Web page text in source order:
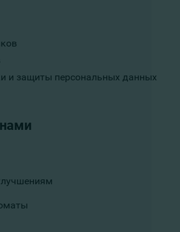
и защиты персональных данных